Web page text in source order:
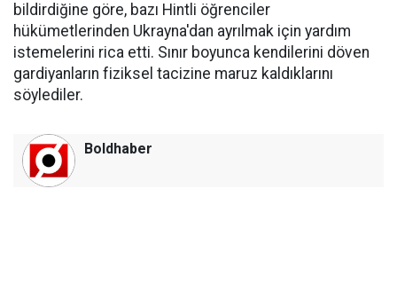
bildirdiğine göre, bazı Hintli öğrenciler
hükümetlerinden Ukrayna'dan ayrılmak için yardım
istemelerini rica etti. Sınır boyunca kendilerini döven
gardiyanların fiziksel tacizine maruz kaldıklarını
söylediler.
Boldhaber